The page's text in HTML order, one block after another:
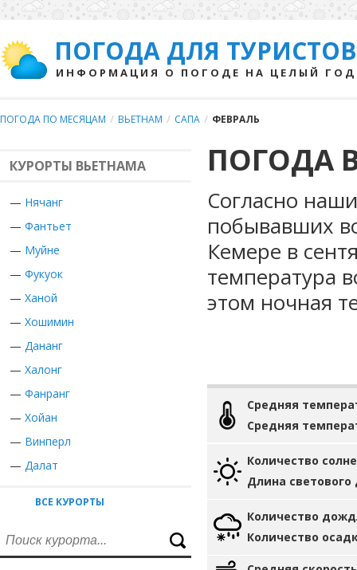
ПОГОДА ДЛЯ ТУРИСТОВ
ИНФОРМАЦИЯ О ПОГОДЕ НА ЦЕЛЫЙ ГОД
ПОГОДА ПО МЕСЯЦАМ / ВЬЕТНАМ / САПА / ФЕВРАЛЬ
КУРОРТЫ ВЬЕТНАМА
— Нячанг
— Фантьет
— Муйне
— Фукуок
— Ханой
— Хошимин
— Дананг
— Халонг
— Фанранг
— Хойан
— Винперл
— Далат
ВСЕ КУРОРТЫ
ПОГОДА
Согласно
побывавших
Кемере в
температура
этом ночная
Средняя
Средняя
Количество
Длина светового
Количество
Количество